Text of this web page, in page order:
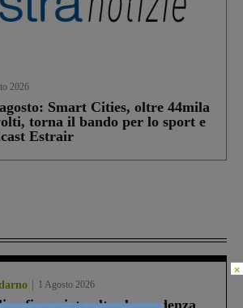
2026
Smart Cities, oltre 44mila
torna il bando per lo sport e
Estrair
1 Agosto 2026
×